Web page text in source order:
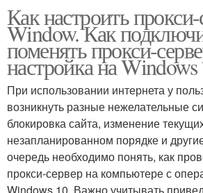
Как настроить
Window. Как
поменять прокси-
настройка на Windows
При использовании интернета у
возникнуть разные нежелательные
блокировка сайта, изменение
незапланированном порядке и
очередь необходимо понять, как
прокси-сервер на компьютере с
Windows 10. Важно учитывать